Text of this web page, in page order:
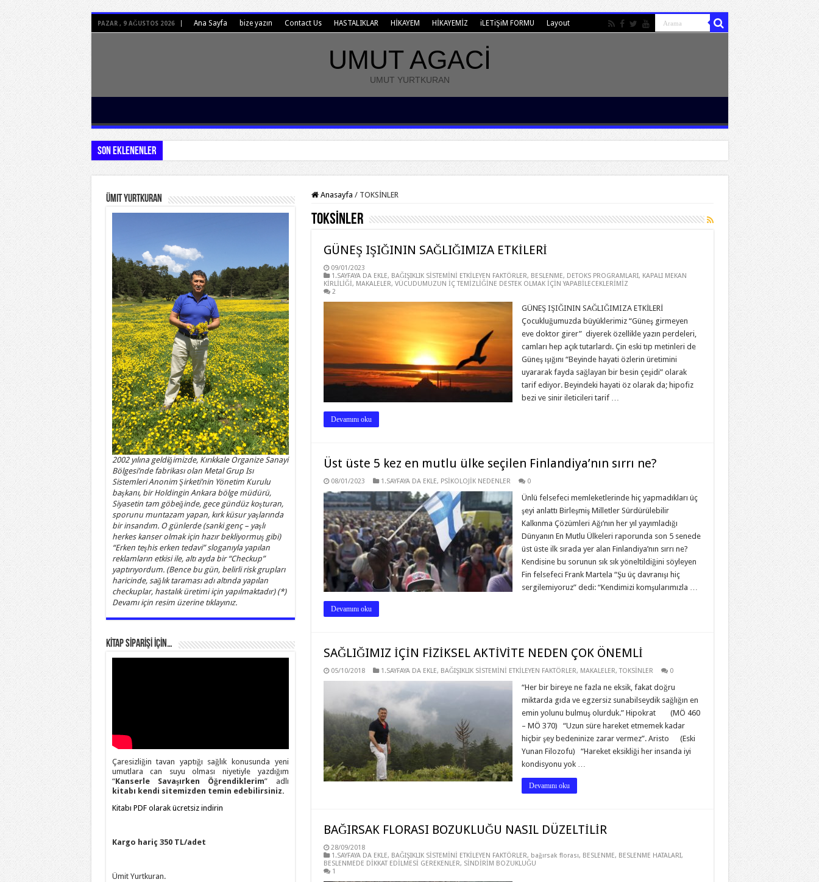
PAZAR , 9 AĞUSTOS 2026 Ana Sayfa bize yazın Contact Us HASTALIKLAR HİKAYEM HİKAYEMİZ iLETiŞiM FORMU Layout
UMUT AGACİ
UMUT YURTKURAN
Son Eklenenler
Anasayfa / TOKSİNLER
TOKSİNLER
GÜNEŞ IŞIĞININ SAĞLIĞIMIZA ETKİLERİ
09/01/2023
1.SAYFAYA DA EKLE, BAĞIŞIKLIK SİSTEMİNİ ETKİLEYEN FAKTÖRLER, BESLENME, DETOKS PROGRAMLARI, KAPALI MEKAN
KİRLİLİĞİ, MAKALELER, VÜCUDUMUZUN İÇ TEMİZLİĞİNE DESTEK OLMAK İÇİN YAPABİLECEKLERİMİZ
2
GÜNEŞ IŞIĞININ SAĞLIĞIMIZA ETKİLERİ
Çocukluğumuzda büyüklerimiz “Güneş girmeyen
eve doktor girer” diyerek özellikle yazın perdeleri,
camları hep açık tutarlardı. Çin eski tıp metinleri de
Güneş ışığını “Beyinde hayati özlerin üretimini
uyararak fayda sağlayan bir besin çeşidi” olarak
tarif ediyor. Beyindeki hayati öz olarak da; hipofiz
bezi ve sinir ileticileri tarif …
Devamını oku
Üst üste 5 kez en mutlu ülke seçilen Finlandiya’nın sırrı ne?
08/01/2023 1.SAYFAYA DA EKLE, PSİKOLOJİK NEDENLER 0
Ünlü felsefeci memleketlerinde hiç yapmadıkları üç
şeyi anlattı Birleşmiş Milletler Sürdürülebilir
Kalkınma Çözümleri Ağı’nın her yıl yayımladığı
Dünyanın En Mutlu Ülkeleri raporunda son 5 senede
üst üste ilk sırada yer alan Finlandiya’nın sırrı ne?
Kendisine bu sorunun sık sık yöneltildiğini söyleyen
Fin felsefeci Frank Martela “Şu üç davranışı hiç
sergilemiyoruz” dedi: “Kendimizi komşularımızla …
Devamını oku
SAĞLIĞIMIZ İÇİN FİZİKSEL AKTİVİTE NEDEN ÇOK ÖNEMLİ
05/10/2018 1.SAYFAYA DA EKLE, BAĞIŞIKLIK SİSTEMİNİ ETKİLEYEN FAKTÖRLER, MAKALELER,TOKSİNLER 0
“Her bir bireye ne fazla ne eksik, fakat doğru
miktarda gıda ve egzersiz sunabilseydik sağlığın en
emin yolunu bulmuş olurduk.” Hipokrat (MÖ 460
– MÖ 370) “Uzun süre hareket etmemek kadar
hiçbir şey bedeninize zarar vermez”. Aristo (Eski
Yunan Filozofu) “Hareket eksikliği her insanda iyi
kondisyonu yok …
Devamını oku
BAĞIRSAK FLORASI BOZUKLUĞU NASIL DÜZELTİLİR
28/09/2018
1.SAYFAYA DA EKLE, BAĞIŞIKLIK SİSTEMİNİ ETKİLEYEN FAKTÖRLER, bağırsak florası, BESLENME, BESLENME HATALARI,
BESLENMEDE DİKKAT EDİLMESİ GEREKENLER, SİNDİRİM BOZUKLUĞU
1
Ümit Yurtkuran
2002 yılına geldiğimizde, Kırıkkale Organize Sanayi
Bölgesi’nde fabrikası olan Metal Grup Isı
Sistemleri Anonim Şirketi’nin Yönetim Kurulu
başkanı, bir Holdingin Ankara bölge müdürü,
Siyasetin tam göbeğinde, gece gündüz koşturan,
sporunu muntazam yapan, kırk küsur yaşlarında
bir insandım. O günlerde (sanki genç – yaşlı
herkes kanser olmak için hazır bekliyormuş gibi)
“Erken teşhis erken tedavi” sloganıyla yapılan
reklamların etkisi ile, altı ayda bir “Checkup”
yaptırıyordum. (Bence bu gün, belirli risk grupları
haricinde, sağlık taraması adı altında yapılan
checkuplar, hastalık üretimi için yapılmaktadır) (*)
Devamı için resim üzerine tıklayınız.
KİTAP SİPARİŞİ İÇİN…
Çaresizliğin tavan yaptığı sağlık konusunda yeni
umutlara can suyu olması niyetiyle yazdığım
“Kanserle Savaşırken Öğrendiklerim” adlı
kitabı kendi sitemizden temin edebilirsiniz.
Kitabı PDF olarak ücretsiz indirin
Kargo hariç 350 TL/adet
Ümit Yurtkuran.